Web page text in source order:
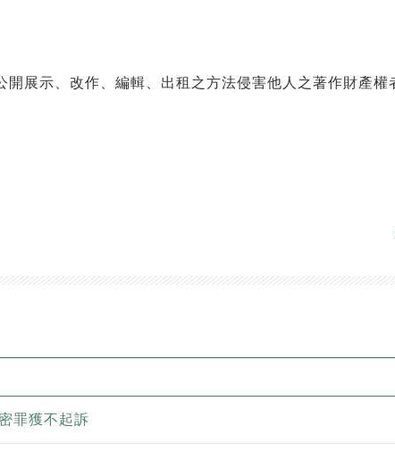
展示、改作、編輯、出租之方法侵害他人之著作財產權
罪獲不起訴